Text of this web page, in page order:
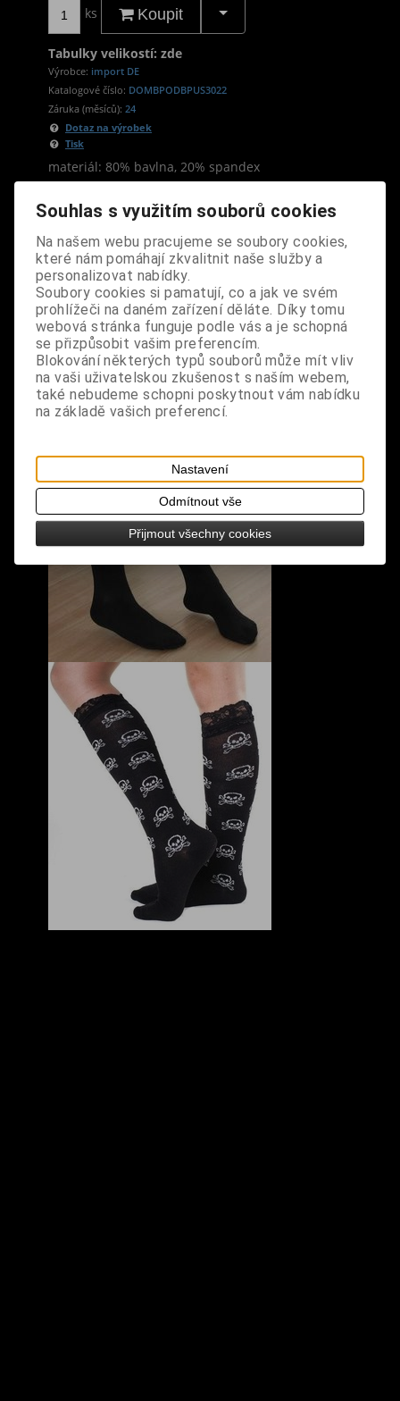
ks
Koupit
Tabulky velikostí: zde
Výrobce: import DE
Katalogové číslo: DOMBPODBPUS3022
Záruka (měsíců): 24
Dotaz na výrobek
Tisk
materiál: 80% bavlna, 20% spandex
design: černé podkolenky s fialovým motivem
velikost: universální 35-42
S výrobkem se také prodává
Souhlas s využitím souborů cookies
Na našem webu pracujeme se soubory cookies,
které nám pomáhají zkvalitnit naše služby a
personalizovat nabídky.
Soubory cookies si pamatují, co a jak ve svém
prohlížeči na daném zařízení děláte. Díky tomu
webová stránka funguje podle vás a je schopná
se přizpůsobit vašim preferencím.
Blokování některých typů souborů může mít vliv
na vaši uživatelskou zkušenost s naším webem,
také nebudeme schopni poskytnout vám nabídku
na základě vašich preferencí.
Nastavení
Odmítnout vše
Přijmout všechny cookies